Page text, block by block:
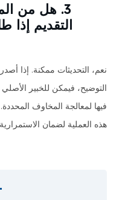
التوضيح، فيمكن للخبير
هذه العملية لضمان